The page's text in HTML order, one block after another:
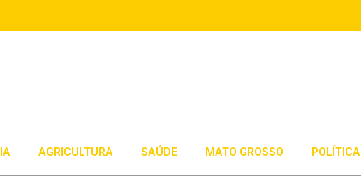
AGRICULTURA SAÚDE MATO GROSSO POLÍTICA